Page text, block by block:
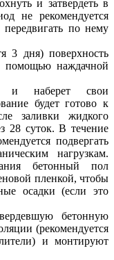
и затвердеть в
не рекомендуется
по нему
3 дня) поверхность
помощью наждачной
и наберет свои
будет готово к
заливки жидкого
28 суток. В течение
подвергать
нагрузкам.
бетонный пол
пленкой, чтобы
осадки (если это
бетонную
(рекомендуется
и монтируют